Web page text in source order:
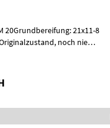
20Grundbereifung: 21x11-8
noch nie